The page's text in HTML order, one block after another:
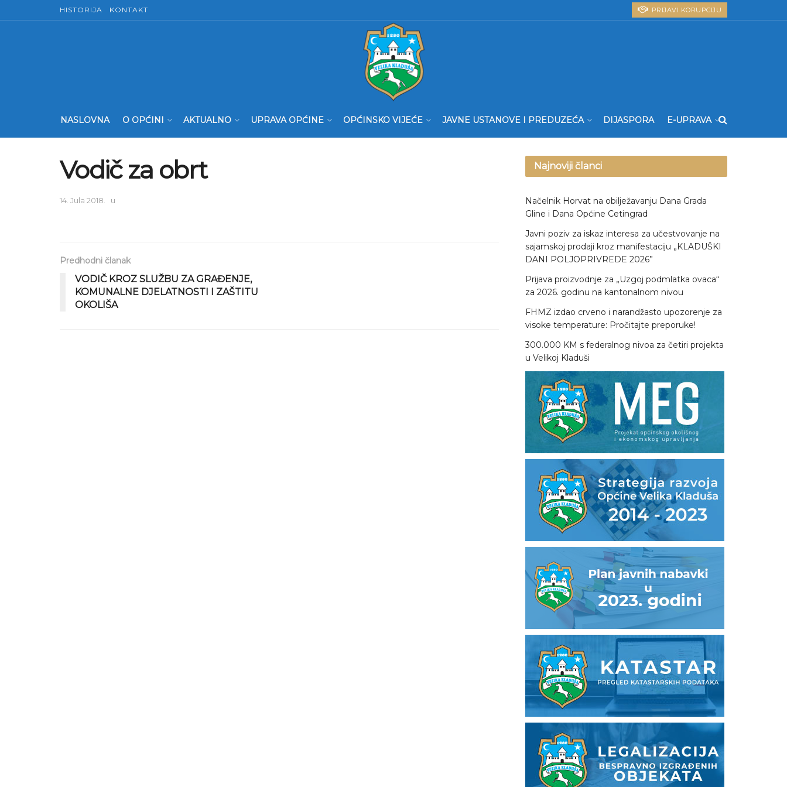
HISTORIJA KONTAKT PRIJAVI KORUPCIJU
NASLOVNA O OPĆINI AKTUALNO UPRAVA OPĆINE OPĆINSKO VIJEĆE JAVNE USTANOVE I PREDUZEĆA DIJASPORA E-UPRAVA
Vodič za obrt
14. Jula 2018. u
Predhodni članak
VODIČ KROZ SLUŽBU ZA GRAĐENJE,
KOMUNALNE DJELATNOSTI I ZAŠTITU
OKOLIŠA
Najnoviji članci
Načelnik Horvat na obilježavanju Dana Grada
Gline i Dana Općine Cetingrad
Javni poziv za iskaz interesa za učestvovanje na
sajamskoj prodaji kroz manifestaciju „KLADUŠKI
DANI POLJOPRIVREDE 2026”
Prijava proizvodnje za „Uzgoj podmlatka ovaca“
za 2026. godinu na kantonalnom nivou
FHMZ izdao crveno i narandžasto upozorenje za
visoke temperature: Pročitajte preporuke!
300.000 KM s federalnog nivoa za četiri projekta
u Velikoj Kladuši